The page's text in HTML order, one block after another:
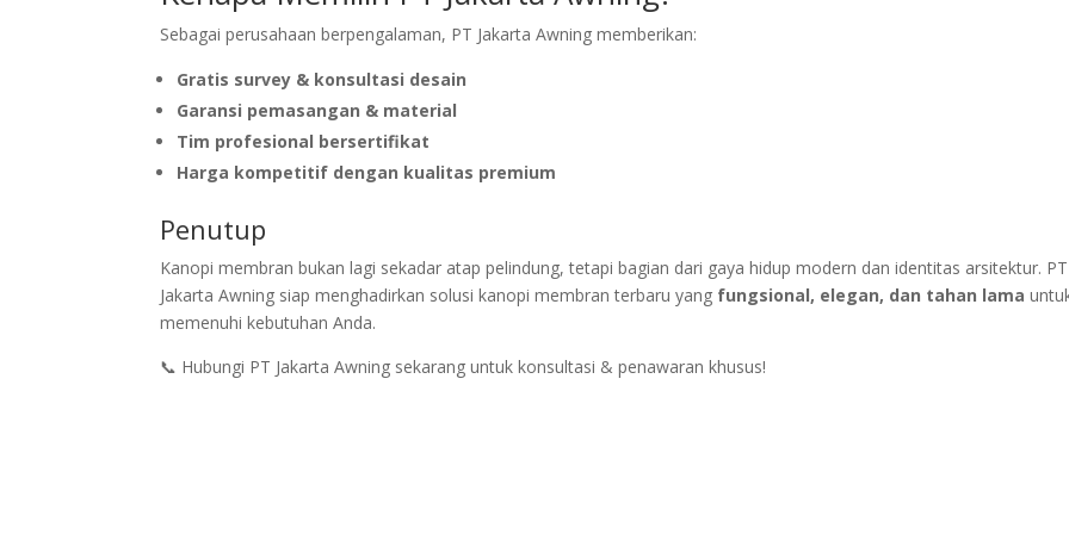
Sebagai perusahaan berpengalaman, PT Jakarta Awning memberikan:
Gratis survey & konsultasi desain
Garansi pemasangan & material
Tim profesional bersertifikat
Harga kompetitif dengan kualitas premium
Penutup
Kanopi membran bukan lagi sekadar atap pelindung, tetapi bagian dari gaya hidup modern dan identitas arsitektur. PT
Jakarta Awning siap menghadirkan solusi kanopi membran terbaru yang fungsional, elegan, dan tahan lama
memenuhi kebutuhan Anda.
📞 Hubungi PT Jakarta Awning sekarang untuk konsultasi & penawaran khusus!